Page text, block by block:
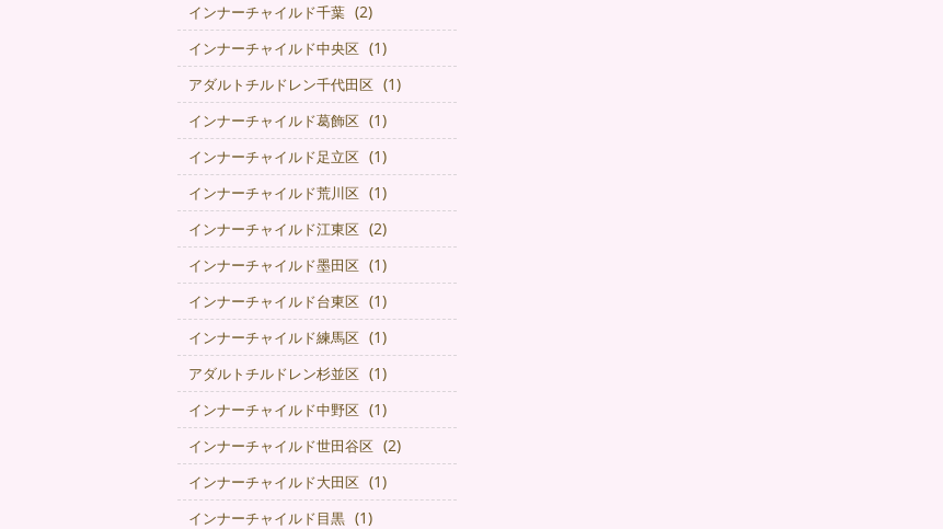
インナーチャイルド千葉 (2)
インナーチャイルド中央区 (1)
アダルトチルドレン千代田区 (1)
インナーチャイルド葛飾区 (1)
インナーチャイルド足立区 (1)
インナーチャイルド荒川区 (1)
インナーチャイルド江東区 (2)
インナーチャイルド墨田区 (1)
インナーチャイルド台東区 (1)
インナーチャイルド練馬区 (1)
アダルトチルドレン杉並区 (1)
インナーチャイルド中野区 (1)
インナーチャイルド世田谷区 (2)
インナーチャイルド大田区 (1)
インナーチャイルド目黒 (1)